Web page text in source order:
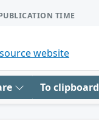
TIME
website
To clipboard